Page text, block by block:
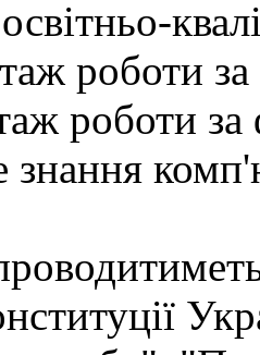
роботи
роботи
знання